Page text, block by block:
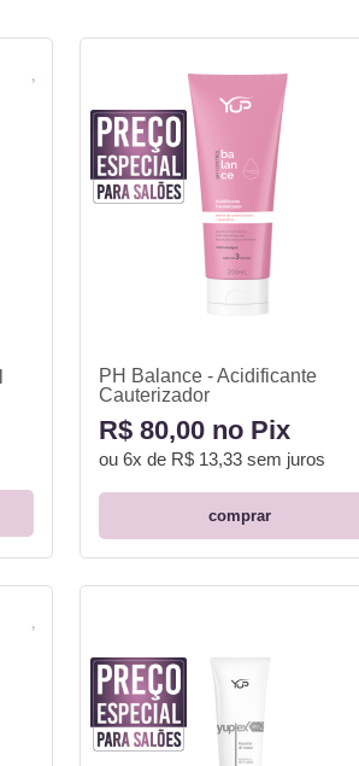
PH Balance - Acidificante
Cauterizador
R$ 80,00 no Pix
ou 6x de R$ 13,33 sem juros
comprar